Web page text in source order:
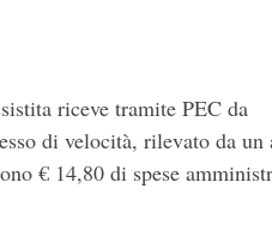
riceve tramite PEC da
di velocità, rilevato da un
€ 14,80 di spese